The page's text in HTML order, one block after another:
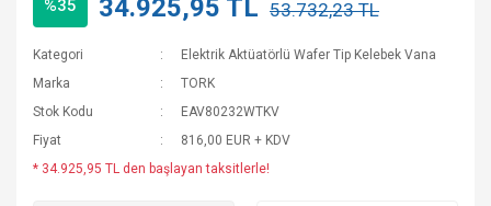
%35 34.925,95 TL 53.732,23 TL
Kategori
Elektrik Aktüatörlü Wafer Tip Kelebek Vana
Marka
TORK
Stok Kodu
EAV80232WTKV
Fiyat
816,00 EUR + KDV
* 34.925,95 TL den başlayan taksitlerle!